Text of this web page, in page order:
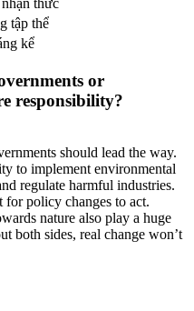
tập thể
kể
or
responsibility?
should lead the way.
to implement environmental
regulate harmful industries.
policy changes to act.
nature also play a huge
both sides, real change won’t